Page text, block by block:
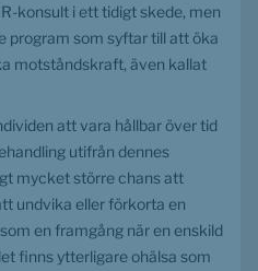
konsult i ett tidigt skede, men
program som syftar till att öka
motståndskraft, även kallat
att vara hållbar över tid
utifrån dennes
mycket större chans att
undvika eller förkorta en
en framgång när en enskild
finns ytterligare ohälsa som